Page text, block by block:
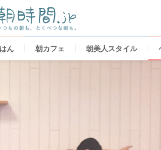
ん 朝カフェ 朝美人スタイル